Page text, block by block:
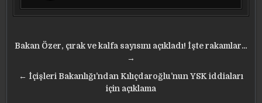
Yazı
Bakan Özer, çırak ve kalfa sayısını açıkladı! İşte rakamlar…
→
← İçişleri Bakanlığı’ndan Kılıçdaroğlu’nun YSK iddiaları
için açıklama